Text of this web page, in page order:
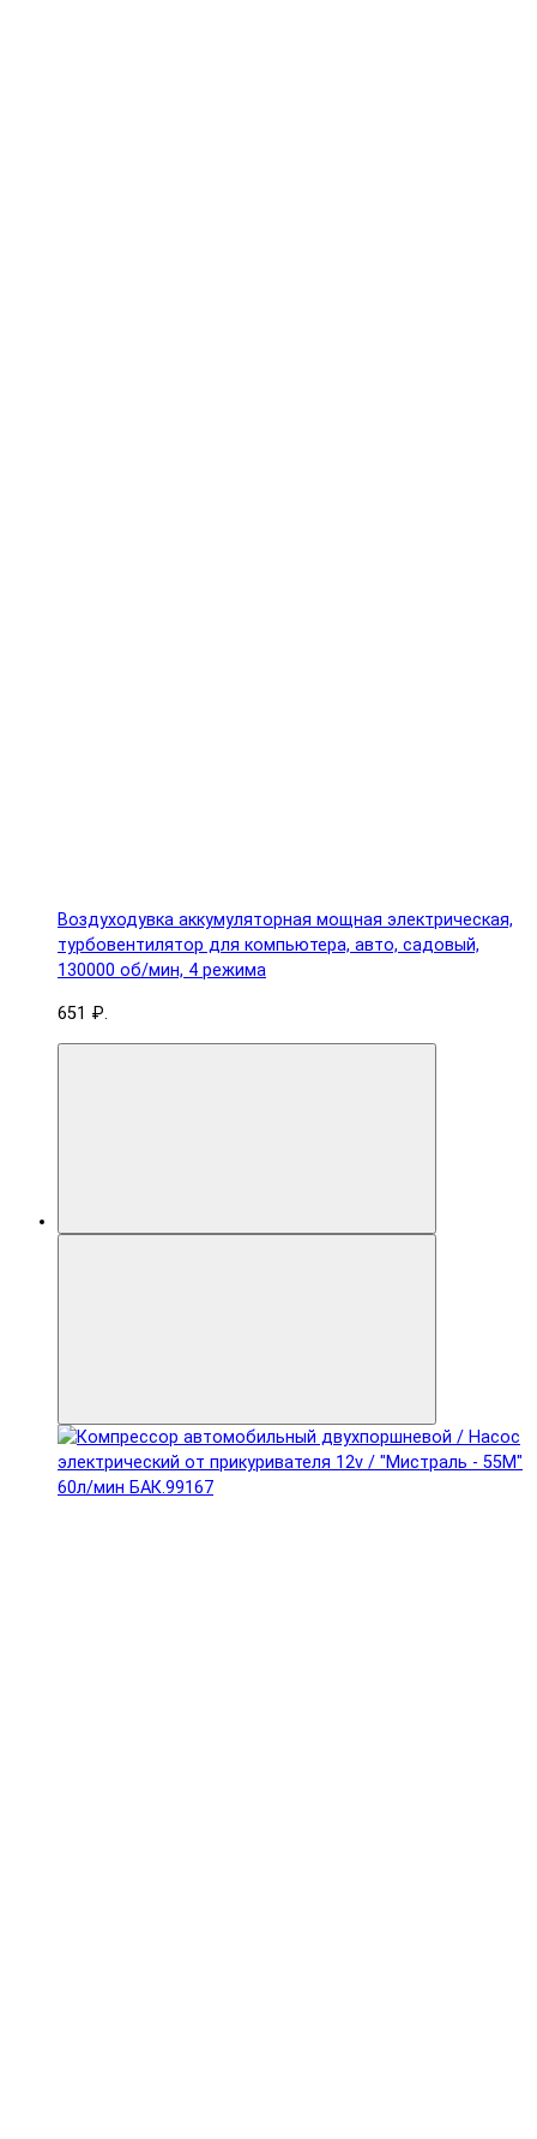
Воздуходувка аккумуляторная мощная электрическая,
турбовентилятор для компьютера, авто, садовый,
130000 об/мин, 4 режима
651 ₽.